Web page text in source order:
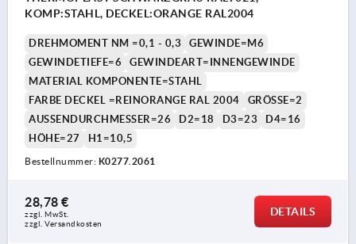
KOMP:STAHL, DECKEL:ORANGE RAL2004
DREHMOMENT NM =0,1 - 0,3
GEWINDE=M6
GEWINDETIEFE=6
GEWINDEART=INNENGEWINDE
MATERIAL KOMPONENTE=STAHL
FARBE DECKEL =REINORANGE RAL 2004
GRÖSSE=2
AUSSENDURCHMESSER=26
D2=18 D3=23
D4=16
HÖHE=27
H1=10,5
Bestellnummer: K0277.2061
28,78 €
zzgl. MwSt.
zzgl. Versandkosten
DETAILS